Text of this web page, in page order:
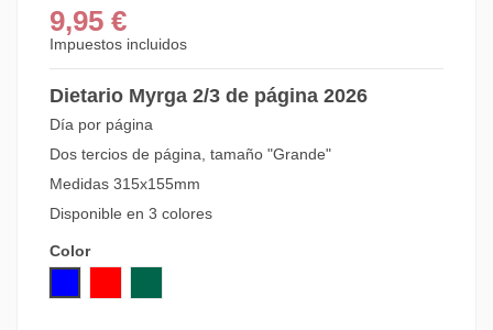
9,95 €
Impuestos incluidos
Dietario Myrga 2/3 de página 2026
Día por página
Dos tercios de página, tamaño "Grande"
Medidas 315x155mm
Disponible en 3 colores
Color